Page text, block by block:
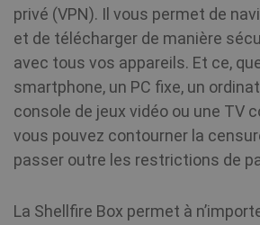
privé (VPN). Il vous permet de
et de télécharger de manière
avec tous vos appareils. Et ce,
smartphone, un PC fixe, un
console de jeux vidéo ou une TV
vous pouvez contourner la
passer outre les restrictions de
La Shellfire Box permet à